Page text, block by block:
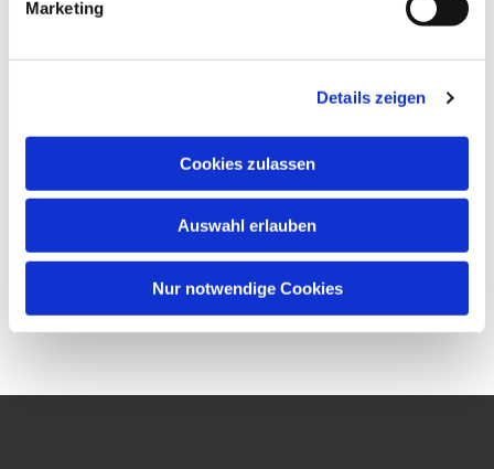
Marketing
Details zeigen
Cookies zulassen
Auswahl erlauben
Nur notwendige Cookies